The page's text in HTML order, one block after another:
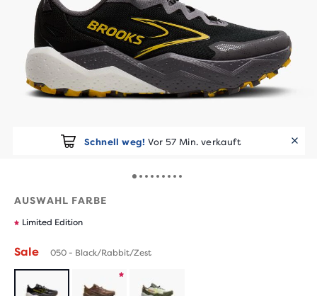
Schnell weg! Vor 57 Min. verkauft
AUSWAHL FARBE
Limited Edition
Sale 050 - Black/Rabbit/Zest